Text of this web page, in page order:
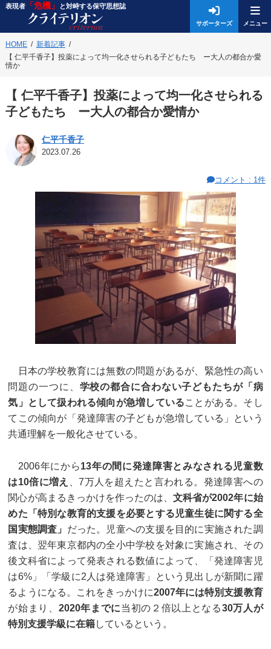
表現者「危機」 と対峙する保守思想誌
サポーターズ
HOME
新着記事
【 仁平千香子】投薬によって均一化させられる子どもたち ー大人の都合か愛
情か
【 仁平千香子】投薬によって均一化させられる
子どもたち ー大人の都合か愛情か
仁平千香子
2023.07.26
コメント : 1件
日本の学校教育には無数の問題があるが、緊急性の高い
問題の一つに、 学校の都合に合わない子どもたちが「病
気」として扱われる傾向が急増していることがある。そし
てこの傾向が「発達障害の子どもが急増している」という
共通理解を一般化させている。
2006年にから13年の間に発達障害とみなされる児童数
は10倍に増え
、7万人を超えたと言われる。発達障害への
関心が高まるきっかけを作ったのは、文科省が2002年に始
めた「特別な教育的支援を必要とする児童生徒に関する全
国実態調査」 だった。児童への支援を目的に実施された調
査は、翌年東京都内の全小中学校を対象に実施され、その
後文科省によって発表される数値によって、「発達障害児
は6%」「学級に2人は発達障害」という見出しが新聞に躍
るようになる。これをきっかけに2007年には特別支援教育
が始まり、 2020年までに当初の２倍以上となる30万人が
特別支援学級に在籍しているという。